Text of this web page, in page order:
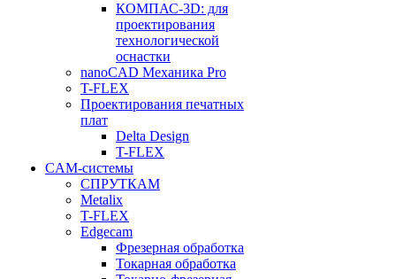
КОМПАС-3D: для
проектирования
технологической
оснастки
nanoCAD Механика Pro
T-FLEX
Проектирования печатных
плат
Delta Design
T-FLEX
CAM-системы
СПРУТКAM
Metalix
T-FLEX
Edgecam
Фрезерная обработка
Токарная обработка